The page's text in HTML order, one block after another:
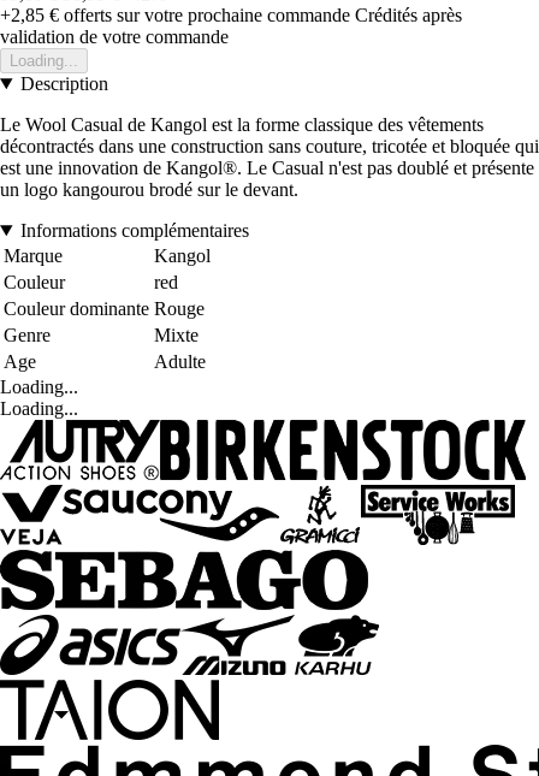
+2,85 € offerts sur votre prochaine commande Crédités après
validation de votre commande
Loading...
Description
Le Wool Casual de Kangol est la forme classique des vêtements
décontractés dans une construction sans couture, tricotée et bloquée qui
est une innovation de Kangol®. Le Casual n'est pas doublé et présente
un logo kangourou brodé sur le devant.
Informations complémentaires
Marque
Kangol
Couleur
red
Couleur dominante Rouge
Genre
Mixte
Age
Adulte
Loading...
Loading...